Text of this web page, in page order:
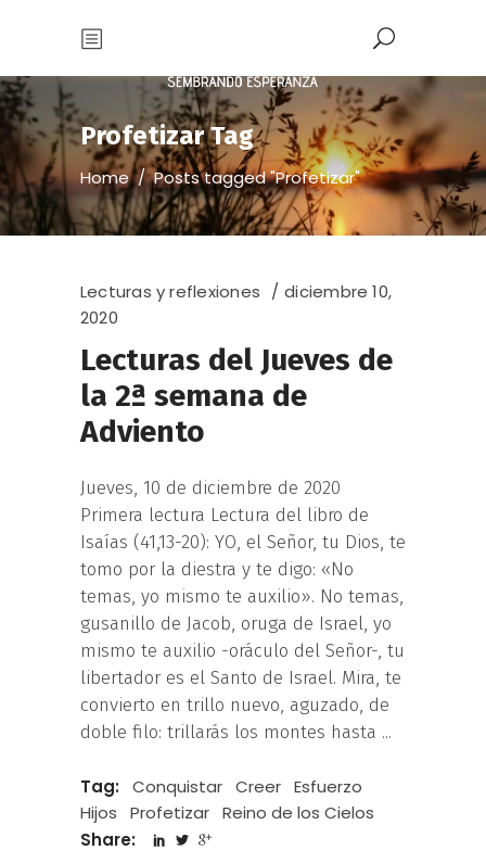
Profetizar Tag
Home/Posts tagged "Profetizar"
Lecturas y reflexiones
diciembre 10,
2020
Lecturas del Jueves de
la 2ª semana de
Adviento
Jueves, 10 de diciembre de 2020
Primera lectura Lectura del libro de
Isaías (41,13-20): YO, el Señor, tu Dios, te
tomo por la diestra y te digo: «No
temas, yo mismo te auxilio». No temas,
gusanillo de Jacob, oruga de Israel, yo
mismo te auxilio -oráculo del Señor-, tu
libertador es el Santo de Israel. Mira, te
convierto en trillo nuevo, aguzado, de
doble filo: trillarás los montes hasta
Tag: Conquistar Creer Esfuerzo
Hijos
Profetizar Reino de los Cielos
Share: